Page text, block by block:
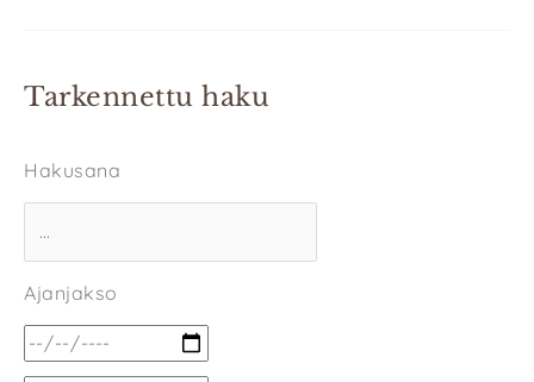
Tarkennettu haku
Hakusana
Ajanjakso